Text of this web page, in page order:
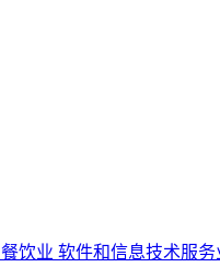
餐饮业 软件和信息技术服